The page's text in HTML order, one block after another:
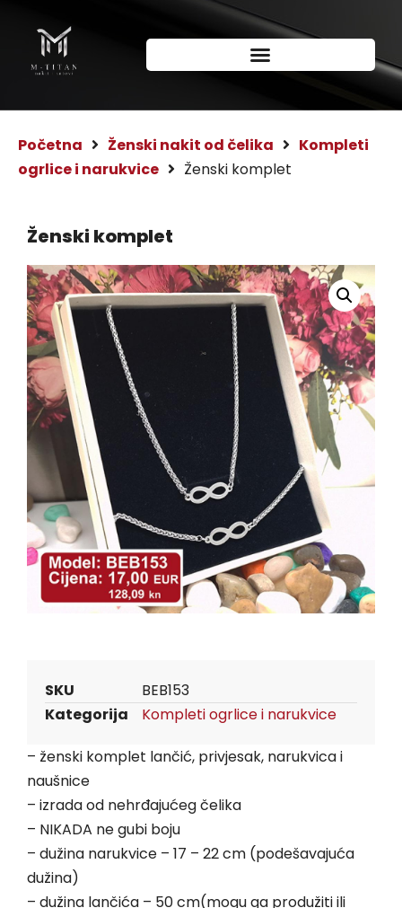
Početna Ženski nakit od čelika
Kompleti
ogrlice i narukvice
Ženski komplet
Ženski komplet
SKU BEB153
Kategorija Kompleti ogrlice i narukvice
– ženski komplet lančić, privjesak, narukvica i
naušnice
– izrada od nehrđajućeg čelika
– NIKADA ne gubi boju
– dužina narukvice – 17 – 22 cm (podešavajuća
dužina)
– dužina lančića – 50 cm(mogu ga produžiti ili